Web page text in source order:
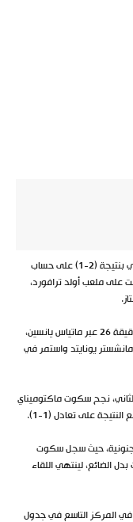
قلب فريق مانشستر يونايتد تأخره بهدف إلى فوز درامي بنتيجة (2-1) على حساب
على ملعب أولد ترافورد،
تقدم فريق برينتفورد في المباراة بهدف مبكر في الدقيقة 26 عبر ماتياس يانسين،
يونايتد واستمر في
نجح سكوت ماكتوميناي
على تعادل (1-1).
جنونية، حيث سجل سكوت
الضائع، لينتهي اللقاء
مانشستر يونايتد رصيده إلى 12 نقطة في المركز التاسع في جدول